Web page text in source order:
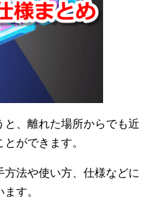
と、離れた場所からでも近
ができます。
方法や使い方、仕様などに
す。